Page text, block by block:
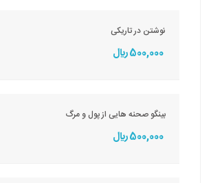
نوشتن در تاریکی
500,000 ريال
بینگو صحنه هایی از پول و مرگ
500,000 ريال